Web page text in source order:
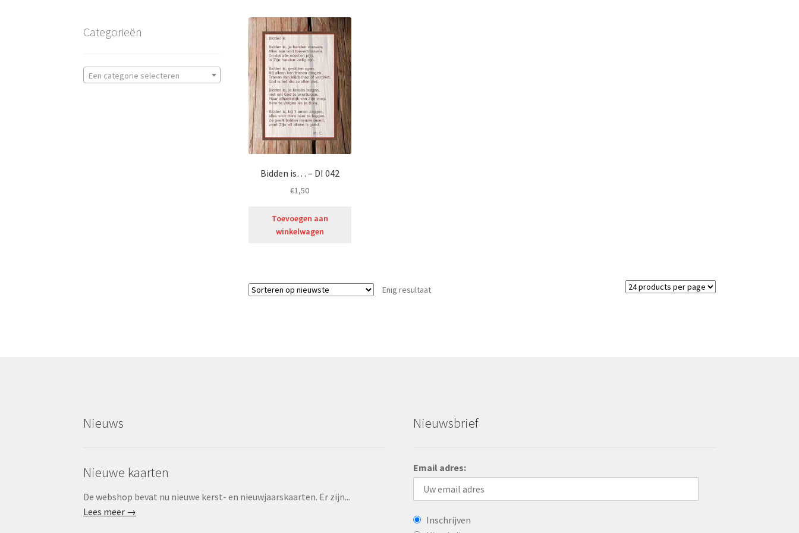
Bidden is… – DI 042
€1,50
Toevoegen aan
winkelwagen
Enig resultaat
Categorieën
Een categorie selecteren
Nieuws
Nieuwe kaarten
De webshop bevat nu nieuwe kerst- en nieuwjaarskaarten. Er zijn...
Lees meer →
Nieuwsbrief
Email adres:
Inschrijven